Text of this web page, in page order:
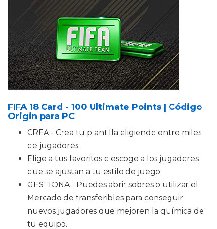
FIFA 18 Card - 100 Ultimate Points | Código
Origin para PC
CREA - Crea tu plantilla eligiendo entre miles
de jugadores.
Elige a tus favoritos o escoge a los jugadores
que se ajustan a tu estilo de juego.
GESTIONA - Puedes abrir sobres o utilizar el
Mercado de transferibles para conseguir
nuevos jugadores que mejoren la química de
tu equipo.